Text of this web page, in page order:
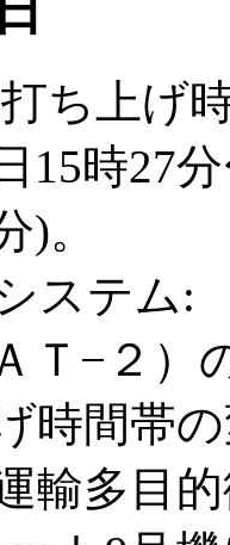
ち上げ
15時27
)。
ステム:
Ｔ−２
時間帯
輸多目